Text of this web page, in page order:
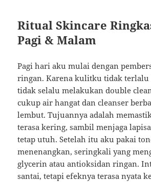
Ritual Skincare
Pagi & Malam
Pagi hari aku mulai dengan
ringan. Karena kulitku tidak terlalu
tidak selalu melakukan double
cukup air hangat dan cleanser
lembut. Tujuannya adalah
terasa kering, sambil menjaga
tetap utuh. Setelah itu aku pakai
menenangkan, seringkali yang
glycerin atau antioksidan ringan.
santai, tetapi efeknya terasa nyata